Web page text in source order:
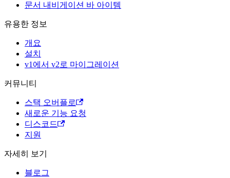
문서 내비게이션 바 아이템
유용한 정보
개요
설치
v1에서 v2로 마이그레이션
커뮤니티
스택 오버플로
새로운 기능 요청
디스코드
지원
자세히 보기
블로그